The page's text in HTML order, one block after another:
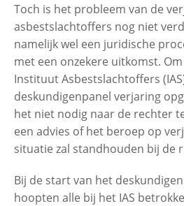
Toch is het probleem van de
asbestslachtoffers nog niet
namelijk wel een juridische
met een onzekere uitkomst.
Instituut Asbestslachtoffers
deskundigenpanel verjaring
het niet nodig naar de rechter
een advies of het beroep op
situatie zal standhouden bij de
Bij de start van het
hoopten alle bij het IAS